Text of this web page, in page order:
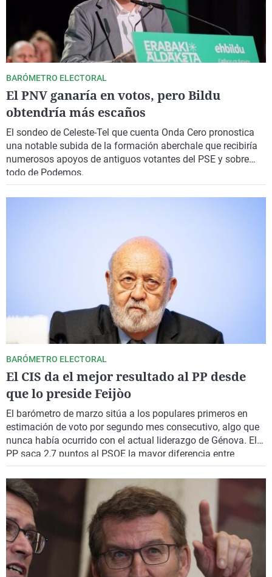
BARÓMETRO ELECTORAL
El PNV ganaría en votos, pero Bildu
obtendría más escaños
El sondeo de Celeste-Tel que cuenta Onda Cero pronostica
una notable subida de la formación aberchale que recibiría
numerosos apoyos de antiguos votantes del PSE y sobre
todo de Podemos.
BARÓMETRO ELECTORAL
El CIS da el mejor resultado al PP desde
que lo preside Feijòo
El barómetro de marzo sitúa a los populares primeros en
estimación de voto por segundo mes consecutivo, algo que
nunca había ocurrido con el actual liderazgo de Génova. El
PP saca 2,7 puntos al PSOE la mayor diferencia entre
ambos desde abril de 2023. Vuelve a bajar el índice de
confianza en Sánchez.